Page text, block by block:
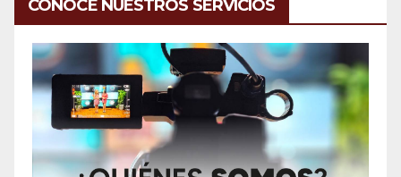
CONOCE NUESTROS SERVICIOS